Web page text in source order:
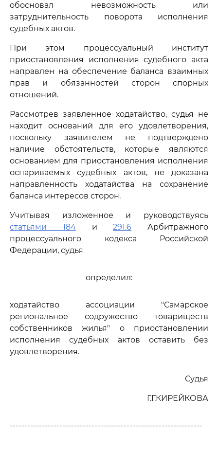
обосновал невозможность или
затруднительность поворота исполнения
судебных актов.
При этом процессуальный институт
приостановления исполнения судебного акта
направлен на обеспечение баланса взаимных
прав и обязанностей сторон спорных
отношений.
Рассмотрев заявленное ходатайство, судья не
находит оснований для его удовлетворения,
поскольку заявителем не подтверждено
наличие обстоятельств, которые являются
основанием для приостановления исполнения
оспариваемых судебных актов, не доказана
направленность ходатайства на сохранение
баланса интересов сторон.
Учитывая изложенное и руководствуясь
статьями 184и291.6 Арбитражного
процессуального кодекса Российской
Федерации, судья
определил:
ходатайство ассоциации "Самарское
региональное содружество товариществ
собственников жилья" о приостановлении
исполнения судебных актов оставить без
удовлетворения.
Судья
Г.Г.КИРЕЙКОВА
------------------------------------------------------------------